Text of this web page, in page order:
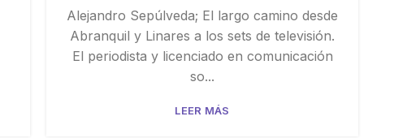
Alejandro Sepúlveda; El largo camino desde
Abranquil y Linares a los sets de televisión.
El periodista y licenciado en comunicación
so...
LEER MÁS